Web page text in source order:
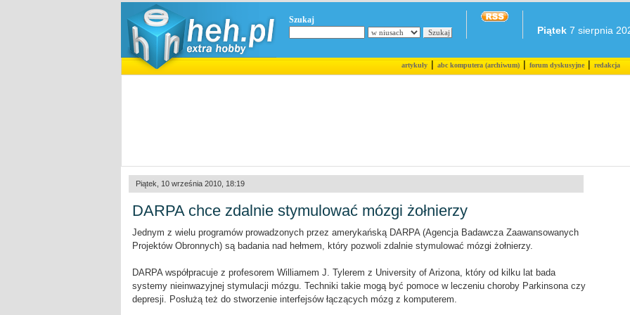
Szukaj
Piątek 7 sierpnia
artykuły|abc komputera (archiwum)|forum dyskusyjne|redakcja
Piątek, 10 września 2010, 18:19
DARPA chce zdalnie stymulować mózgi żołnierzy
Jednym z wielu programów prowadzonych przez amerykańską DARPA (Agencja Badawcza Zaawansowanych
Projektów Obronnych) są badania nad hełmem, który pozwoli zdalnie stymulować mózgi żołnierzy.
DARPA współpracuje z profesorem Williamem J. Tylerem z University of Arizona, który od kilku lat bada
systemy nieinwazyjnej stymulacji mózgu. Techniki takie mogą być pomoce w leczeniu choroby Parkinsona czy
depresji. Posłużą też do stworzenie interfejsów łączących mózg z komputerem.